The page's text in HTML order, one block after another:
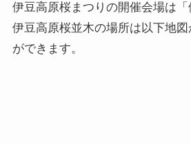
伊豆高原桜まつりの開催会場は「
伊豆高原桜並木の場所は以下地
ができます。